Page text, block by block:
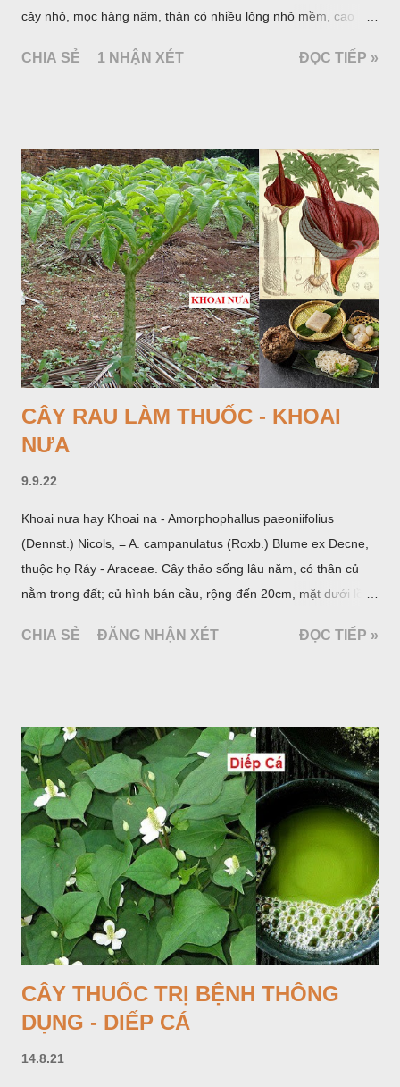
cây nhỏ, mọc hàng năm, thân có nhiều lông nhỏ mềm, cao
đối hình trứng hay 3 cạnh, dài 2-6cm, rộng 1-3cm, mép có
CHIA SẺ 1 NHẬN XÉT ĐỌC TIẾP »
CÂY RAU LÀM THUỐC - KHOAI
NƯA
9.9.22
Khoai nưa hay Khoai na - Amorphophallus paeoniifolius
(Dennst.) Nicols, = A. campanulatus (Roxb.) Blume ex Decne,
thuộc họ Ráy - Araceae. Cây thảo sống lâu năm, có thân củ
nằm trong đất; củ hình bán cầu, rộng đến 20cm, mặt dưới lồi
quanh có 3-5 mấu lồi; vỏ củ màu nâu, thịt trắng vàng và cứng.
một mo to màu đỏ xanh có đốm trắng, mặt trong màu đỏ thẫm,
bao lấy một bong mo là một trục mang phần hoa cái ở dưới,
phần hoa đực ở trên. Khoai nưa phân bố ở Ấn độ, Myanma,
Trung quốc, Việt nam, Campuchia, Malaixia, Inđônêxia,
Philippin. Ở nước ta, khoai nưa mọc hoang rải rác ở khắp các
vùng rừng núi, được bà con nhiều địa phương đem về trồng từ
lâu đời ở trong vườn, quanh bờ ao, dọc hàng rào và trên các
đồi để làm thức ăn cho người và gia súc, gặp nhiều ở các tỉnh
Lạng s...
CHIA SẺ ĐĂNG NHẬN XÉT ĐỌC TIẾP »
CÂY THUỐC TRỊ BỆNH THÔNG
DỤNG - DIẾP CÁ
14.8.21